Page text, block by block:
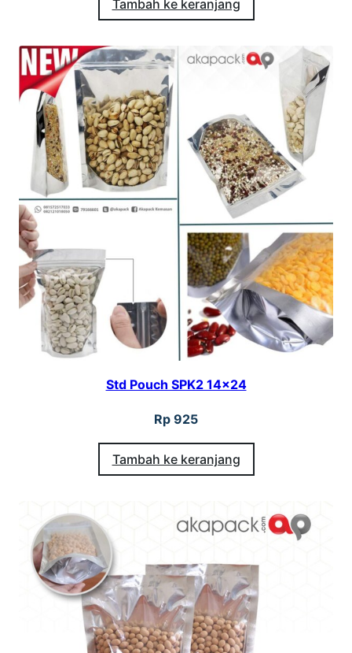
Tambah ke keranjang
Std Pouch SPK2 14×24
Rp 925
Tambah ke keranjang